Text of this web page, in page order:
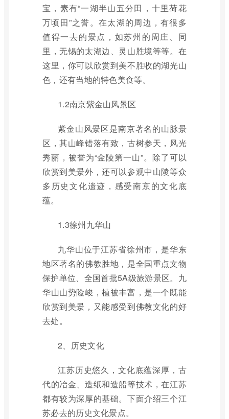
宝，素有“一湖半山五分田，十里荷花
万顷田”之誉。在太湖的周边，有很多
值得一去的景点，如苏州的周庄、同
里，无锡的太湖边、灵山胜境等等。在
这里，你可以欣赏到美不胜收的湖光山
色，还有当地的特色美食等。
1.2南京紫金山风景区
紫金山风景区是南京著名的山脉景
区，其山峰错落有致，古树参天，风光
秀丽，被誉为“金陵第一山”。除了可以
欣赏到美景外，还可以参观中山陵等众
多历史文化遗迹，感受南京的文化底
蕴。
1.3徐州九华山
九华山位于江苏省徐州市，是华东
地区著名的佛教胜地，是全国重点文物
保护单位、全国首批5A级旅游景区。九
华山山势险峻，植被丰富，是一个既能
欣赏到美景，又能感受到佛教文化的好
去处。
2、历史文化
江苏历史悠久，文化底蕴深厚，古
代的冶金、造纸和造船等技术，在江苏
都有较为深厚的基础。下面介绍三个江
苏必去的历史文化景点。